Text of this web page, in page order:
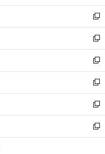
開
く
ウ
で
開
く
ン
ド
ウ
で
開
く
新
し
い
ウ
ィ
ン
ド
ウ
で
開
く
新
し
い
ウ
ィ
ン
ド
ウ
で
開
新
し
い
ウ
ィ
ン
ド
ウ
新
し
い
ウ
ィ
ン
新
し
い
ウ
新
し